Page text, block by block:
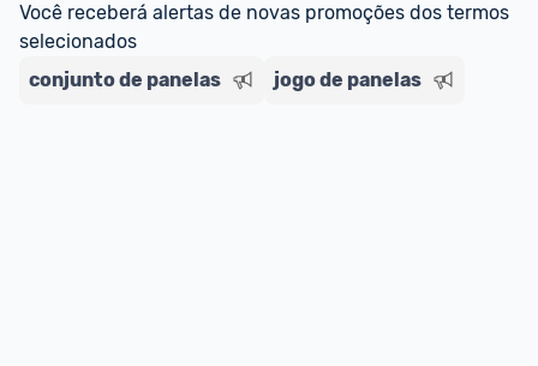
Você receberá alertas de novas promoções dos termos
selecionados
conjunto de panelas
jogo de panelas